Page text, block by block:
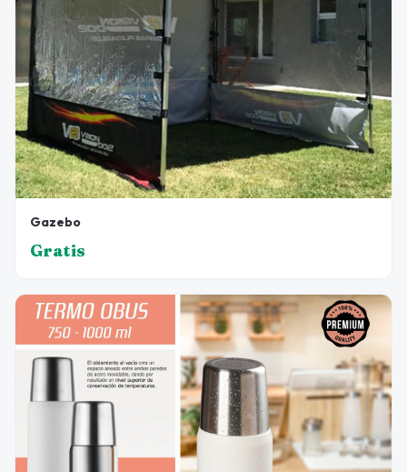
Gazebo
Gratis